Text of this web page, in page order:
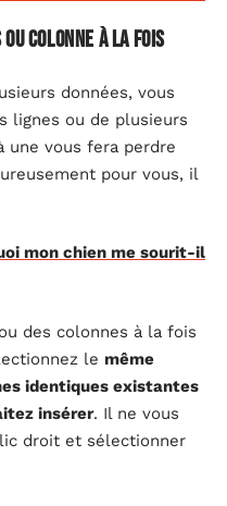
colonne à la fois
données, vous
lignes ou de plusieurs
une vous fera perdre
pour vous, il
mon chien me sourit-il
des colonnes à la fois
le même
identiques existantes
insérer. Il ne vous
droit et sélectionner